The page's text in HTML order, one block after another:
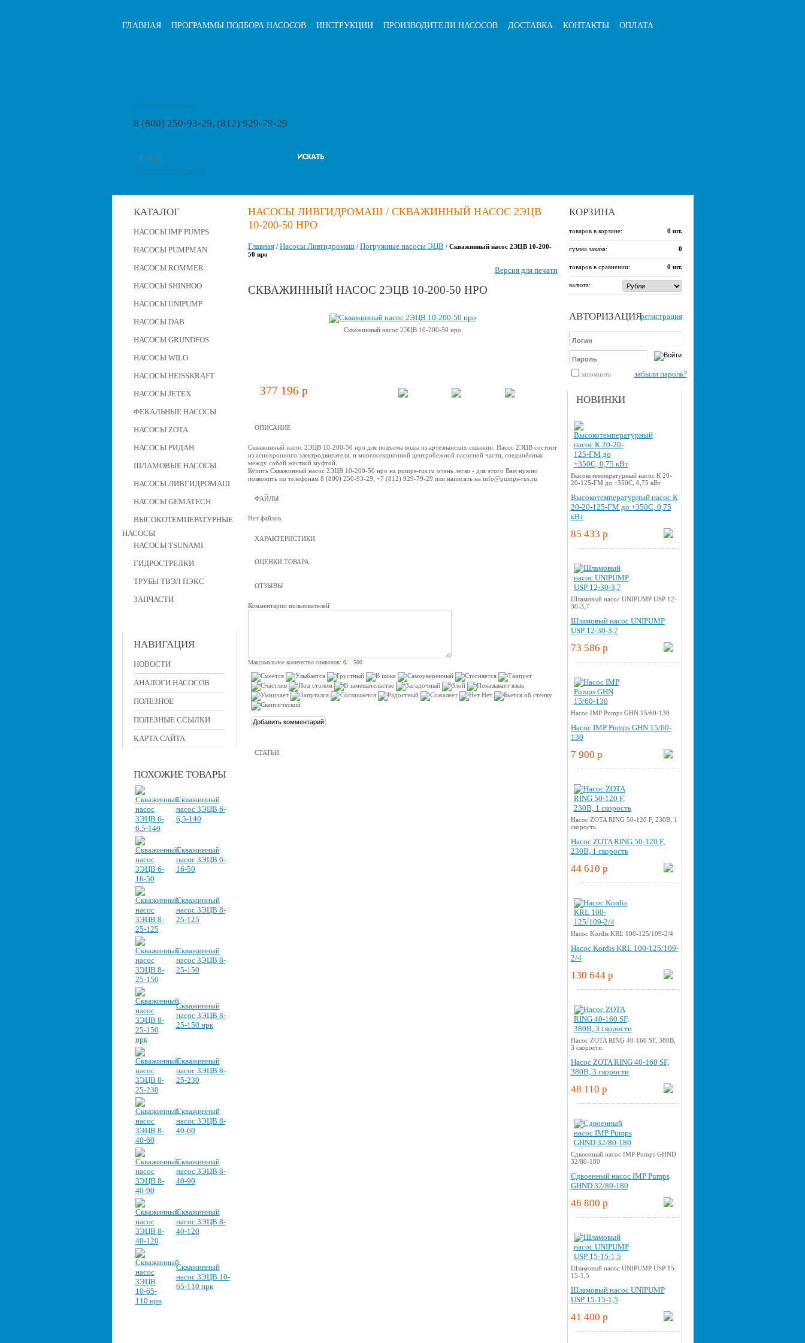
ГЛАВНАЯ ПРОГРАММЫ ПОДБОРА НАСОСОВ ИНСТРУКЦИИ ПРОИЗВОДИТЕЛИ НАСОСОВ ДОСТАВКА КОНТАКТЫ ОПЛАТА
8 (800) 250-93-29, (812) 929-79-29
КАТАЛОГ
НАСОСЫ IMP PUMPS
НАСОСЫ PUMPMAN
НАСОСЫ ROMMER
НАСОСЫ SHINHOO
НАСОСЫ UNIPUMP
НАСОСЫ DAB
НАСОСЫ GRUNDFOS
НАСОСЫ WILO
НАСОСЫ HEISSKRAFT
НАСОСЫ JETEX
ФЕКАЛЬНЫЕ НАСОСЫ
НАСОСЫ ZOTA
НАСОСЫ РИДАН
ШЛАМОВЫЕ НАСОСЫ
НАСОСЫ ЛИВГИДРОМАШ
НАСОСЫ GEMATECH
ВЫСОКОТЕМПЕРАТУРНЫЕ
НАСОСЫ
НАСОСЫ TSUNAMI
ГИДРОСТРЕЛКИ
ТРУБЫ ТВЭЛ ПЭКС
ЗАПЧАСТИ
НАВИГАЦИЯ
НОВОСТИ
АНАЛОГИ НАСОСОВ
ПОЛЕЗНОЕ
ПОЛЕЗНЫЕ ССЫЛКИ
КАРТА САЙТА
ПОХОЖИЕ ТОВАРЫ
Скважинный
насос 3ЭЦВ 6-
6,5-140
Скважинный
насос 3ЭЦВ 6-
16-50
Скважинный
насос 3ЭЦВ 8-
25-125
Скважинный
насос 3ЭЦВ 8-
25-150
Скважинный
насос 3ЭЦВ 8-
25-150 нрк
Скважинный
насос 3ЭЦВ 8-
25-230
Скважинный
насос 3ЭЦВ 8-
40-60
Скважинный
насос 3ЭЦВ 8-
40-90
Скважинный
насос 3ЭЦВ 8-
40-120
Скважинный
насос 3ЭЦВ 10-
65-110 нрк
КОРЗИНА
товаров в корзине: 0 шт.
сумма заказа: 0
товаров в сравнении: 0 шт.
валюта:
АВТОРИЗАЦИЯрегистрация
запомнить забыли пароль?
НОВИНКИ
Высокотемпературный насос К 20-
20-125-ГМ до +350С, 0,75 кВт
Высокотемпературный насос К
20-20-125-ГМ до +350С, 0,75
кВт
85 433 p
Шламовый насос UNIPUMP USP 12-
30-3,7
Шламовый насос UNIPUMP
USP 12-30-3,7
73 586 p
Насос IMP Pumps GHN 15/60-130
Насос IMP Pumps GHN 15/60-
130
7 900 p
Насос ZOTA RING 50-120 F, 230В, 1
скорость
Насос ZOTA RING 50-120 F,
230В, 1 скорость
44 610 p
Насос Kordis KRL 100-125/109-2/4
Насос Kordis KRL 100-125/109-
2/4
130 644 p
Насос ZOTA RING 40-160 SF, 380В,
3 скорости
Насос ZOTA RING 40-160 SF,
380В, 3 скорости
48 110 p
Cдвоенный насос IMP Pumps GHND
32/80-180
Cдвоенный насос IMP Pumps
GHND 32/80-180
46 800 p
Шламовый насос UNIPUMP USP 15-
15-1,5
Шламовый насос UNIPUMP
USP 15-15-1,5
41 400 p
НАСОСЫ ЛИВГИДРОМАШ / СКВАЖИННЫЙ НАСОС 2ЭЦВ
10-200-50 НРО
Главная/ Насосы Ливгидромаш/ Погружные насосы ЭЦВ / Скважинный насос 2ЭЦВ 10-200-
50 нро
Версия для печати
СКВАЖИННЫЙ НАСОС 2ЭЦВ 10-200-50 НРО
Скважинный насос 2ЭЦВ 10-200-50 нро
377 196 p
ОПИСАНИЕ
Скважинный насос 2ЭЦВ 10-200-50 нро для подъема воды из артезианских скважин. Насос 2ЭЦВ состоит
из асинхронного электродвигателя, и многосекционной центробежной наcосной части, соединённых
между собой жёсткой муфтой.
Купить Скважинный насос 2ЭЦВ 10-200-50 нро на pumps-rus.ru очень легко - для этого Вам нужно
позвонить по телефонам 8 (800) 250-93-29, +7 (812) 929-79-29 или написать на info@pumps-rus.ru
ФАЙЛЫ
Нет файлов
ХАРАКТЕРИСТИКИ
ОЦЕНКИ ТОВАРА
ОТЗЫВЫ
Комментарии пользователей
Максимальное количество символов: 0/ 500
СТАТЬИ